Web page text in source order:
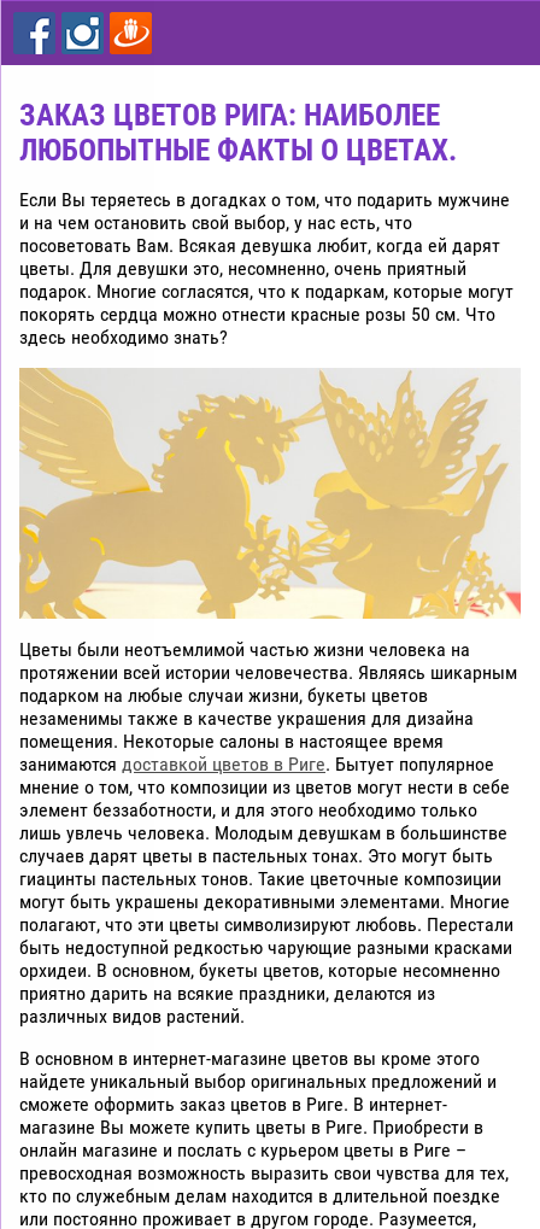
цветы
дешево
Рига
ЗАКАЗ ЦВЕТОВ РИГА: НАИБОЛЕЕ
ЛЮБОПЫТНЫЕ ФАКТЫ О ЦВЕТАХ.
Если Вы теряетесь в догадках о том, что подарить мужчине
и на чем остановить свой выбор, у нас есть, что
посоветовать Вам. Всякая девушка любит, когда ей дарят
цветы. Для девушки это, несомненно, очень приятный
подарок. Многие согласятся, что к подаркам, которые могут
покорять сердца можно отнести красные розы 50 см. Что
здесь необходимо знать?
Цветы были неотъемлимой частью жизни человека на
протяжении всей истории человечества. Являясь шикарным
подарком на любые случаи жизни, букеты цветов
незаменимы также в качестве украшения для дизайна
помещения. Некоторые салоны в настоящее время
занимаются доставкой цветов в Риге. Бытует популярное
мнение о том, что композиции из цветов могут нести в себе
элемент беззаботности, и для этого необходимо только
лишь увлечь человека. Молодым девушкам в большинстве
случаев дарят цветы в пастельных тонах. Это могут быть
гиацинты пастельных тонов. Такие цветочные композиции
могут быть украшены декоративными элементами. Многие
полагают, что эти цветы символизируют любовь. Перестали
быть недоступной редкостью чарующие разными красками
орхидеи. В основном, букеты цветов, которые несомненно
приятно дарить на всякие праздники, делаются из
различных видов растений.
В основном в интернет-магазине цветов вы кроме этого
найдете уникальный выбор оригинальных предложений и
сможете оформить заказ цветов в Риге. В интернет-
магазине Вы можете купить цветы в Риге. Приобрести в
онлайн магазине и послать с курьером цветы в Риге –
превосходная возможность выразить свои чувства для тех,
кто по служебным делам находится в длительной поездке
или постоянно проживает в другом городе. Разумеется,